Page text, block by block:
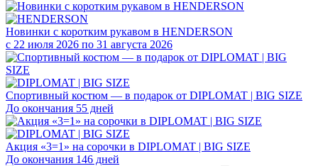
Новинки с коротким рукавом в HENDERSON
с 22 июля 2026 по 31 августа 2026
Спортивный костюм — в подарок от DIPLOMAT | BIG SIZE
До окончания 55 дней
Акция «3=1» на сорочки в DIPLOMAT | BIG SIZE
До окончания 146 дней